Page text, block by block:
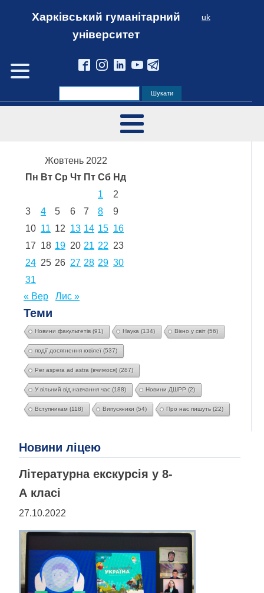
Харківський гуманітарний
університет
uk
Жовтень 2022
Пн Вт Ср Чт Пт Сб Нд
1
2
3
4 5 6 7 8
9
10 11 12 13 14 15 16
17 18 19 20 21 22 23
24 25 26 27 28 29 30
31
« Вер
Лис »
Теми
Новини факультетів (91) Наука (134) Вікно у світ (56)
події досягнення ювілеї (537)
Per aspera ad astra (вчимося) (287)
У вільний від навчання час (188) Новини ДШРР (2)
Вступникам (118) Випускники (54) Про нас пишуть (22)
Новини ліцею
Літературна екскурсія у 8-
А класі
27.10.2022